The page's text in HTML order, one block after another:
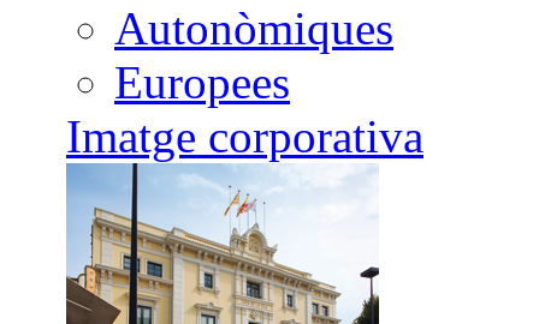
Autonòmiques
Europees
Imatge corporativa